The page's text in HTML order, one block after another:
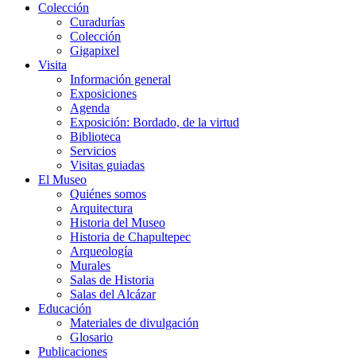
Colección
Curadurías
Colección
Gigapixel
Visita
Información general
Exposiciones
Agenda
Exposición: Bordado, de la virtud
Biblioteca
Servicios
Visitas guiadas
El Museo
Quiénes somos
Arquitectura
Historia del Museo
Historia de Chapultepec
Arqueología
Murales
Salas de Historia
Salas del Alcázar
Educación
Materiales de divulgación
Glosario
Publicaciones